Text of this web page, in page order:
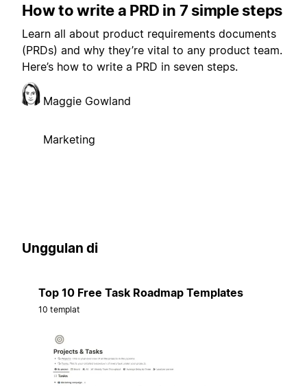
How to write a PRD in 7 simple steps
Learn all about product requirements documents
(PRDs) and why they’re vital to any product team.
Here’s how to write a PRD in seven steps.
Maggie Gowland
Marketing
Unggulan di
Top 10 Free Task Roadmap Templates
10 templat